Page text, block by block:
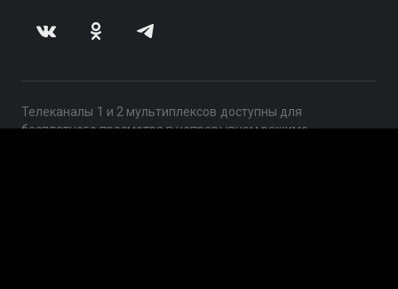
Телеканалы 1 и 2 мультиплексов доступны для
бесплатного просмотра в непрерывном режиме,